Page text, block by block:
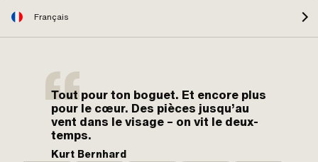
Français
Tout pour ton boguet. Et encore plus
pour le cœur. Des pièces jusqu’au
vent dans le visage – on vit le deux-
temps.
Kurt Bernhard